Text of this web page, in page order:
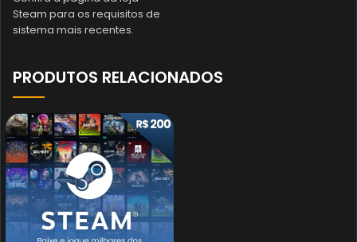
Steam para os requisitos de
sistema mais recentes.
PRODUTOS RELACIONADOS